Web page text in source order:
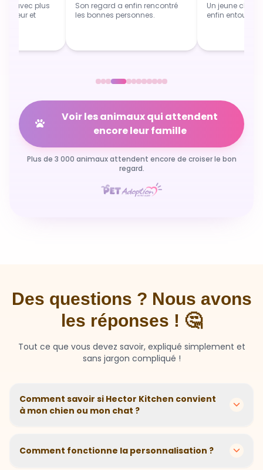
rencontré
Un jeune chien qui grandit
enfin entouré et aimé.
Une toute
commence du
Voir les animaux qui attendent
encore leur famille
Plus de 3 000 animaux attendent encore de croiser le bon
regard.
Des questions ? Nous avons
les réponses ! 🤔
Tout ce que vous devez savoir, expliqué simplement et
sans jargon compliqué !
Comment savoir si Hector Kitchen convient
à mon chien ou mon chat ?
recettes personnalisées selon l'âge, la race, le poids et
les sensibilités de votre compagnon. Si votre animal a
Comment fonctionne la personnalisation ?